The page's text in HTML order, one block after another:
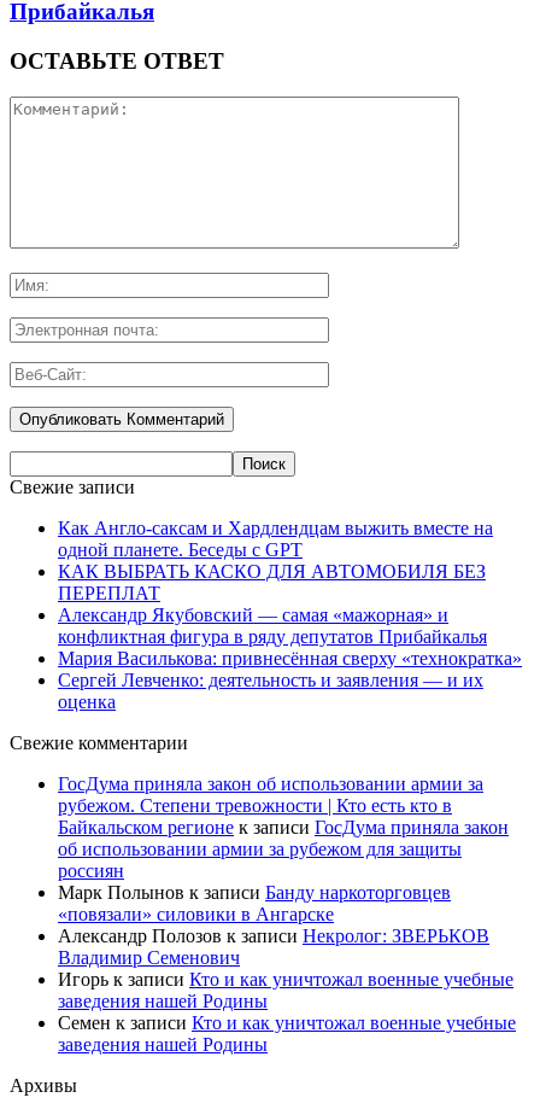
Прибайкалья
ОСТАВЬТЕ ОТВЕТ
Свежие записи
Как Англо-саксам и Хардлендцам выжить вместе на
одной планете. Беседы с GPT
КАК ВЫБРАТЬ КАСКО ДЛЯ АВТОМОБИЛЯ БЕЗ
ПЕРЕПЛАТ
Александр Якубовский — самая «мажорная» и
конфликтная фигура в ряду депутатов Прибайкалья
Мария Василькова: привнесённая сверху «технократка»
Сергей Левченко: деятельность и заявления — и их
оценка
Свежие комментарии
ГосДума приняла закон об использовании армии за
рубежом. Степени тревожности | Кто есть кто в
Байкальском регионе к записи ГосДума приняла закон
об использовании армии за рубежом для защиты
россиян
Марк Полынов к записи Банду наркоторговцев
«повязали» силовики в Ангарске
Александр Полозов к записи Некролог: ЗВЕРЬКОВ
Владимир Семенович
Игорь к записи Кто и как уничтожал военные учебные
заведения нашей Родины
Семен к записи Кто и как уничтожал военные учебные
заведения нашей Родины
Архивы